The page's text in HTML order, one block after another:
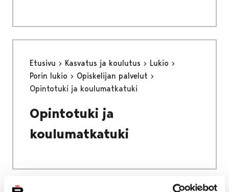
Etusivu Kasvatus ja koulutus
Lukio
Porin lukio
Opiskelijan palvelut
Opintotuki ja koulumatkatuki
Opintotuki ja
koulumatkatuki